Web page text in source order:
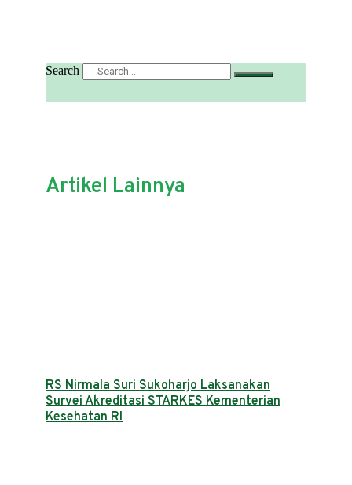
Search
Artikel Lainnya
RS Nirmala Suri Sukoharjo Laksanakan
Survei Akreditasi STARKES Kementerian
Kesehatan RI